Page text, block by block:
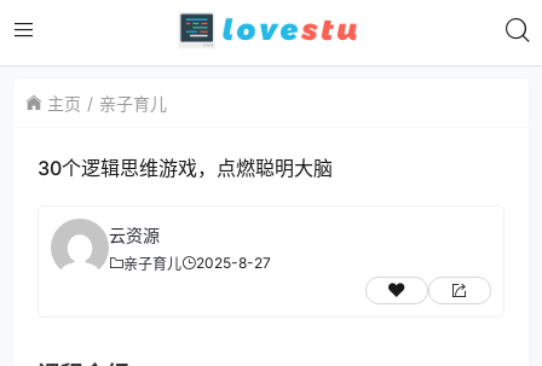
主页 亲子育儿
30个逻辑思维游戏，点燃聪明大脑
云资源
亲子育儿 2025-8-27